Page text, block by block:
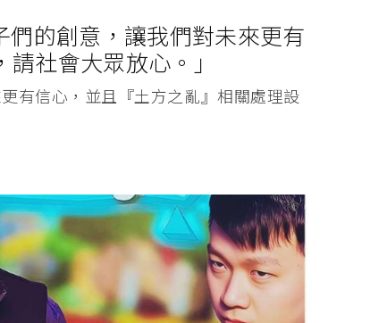
的創意，讓我們對未來更有
社會大眾放心。」
有信心，並且『土方之亂』相關處理設